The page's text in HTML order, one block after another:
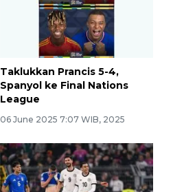
Taklukkan Prancis 5-4,
Spanyol ke Final Nations
League
06 June 2025 7:07 WIB, 2025